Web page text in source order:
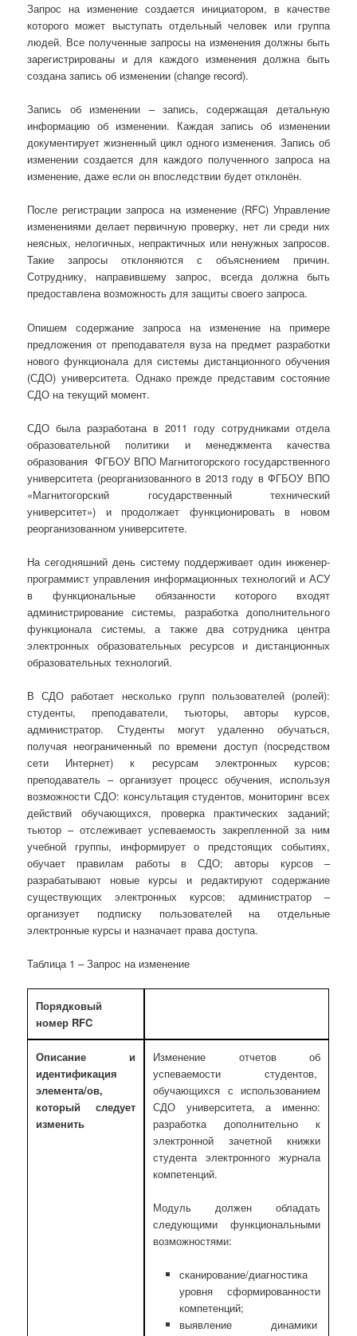
Запрос на изменение создается инициатором, в качестве
которого может выступать отдельный человек или группа
людей. Все полученные запросы на изменения должны быть
зарегистрированы и для каждого изменения должна быть
создана запись об изменении (change record).
Запись об изменении – запись, содержащая детальную
информацию об изменении. Каждая запись об изменении
документирует жизненный цикл одного изменения. Запись об
изменении создается для каждого полученного запроса на
изменение, даже если он впоследствии будет отклонён.
После регистрации запроса на изменение (RFC) Управление
изменениями делает первичную проверку, нет ли среди них
неясных, нелогичных, непрактичных или ненужных запросов.
Такие запросы отклоняются с объяснением причин.
Сотруднику, направившему запрос, всегда должна быть
предоставлена возможность для защиты своего запроса.
Опишем содержание запроса на изменение на примере
предложения от преподавателя вуза на предмет разработки
нового функционала для системы дистанционного обучения
(СДО) университета. Однако прежде представим состояние
СДО на текущий момент.
СДО была разработана в 2011 году сотрудниками отдела
образовательной политики и менеджмента качества
образования ФГБОУ ВПО Магнитогорского государственного
университета (реорганизованного в 2013 году в ФГБОУ ВПО
«Магнитогорский государственный технический
университет») и продолжает функционировать в новом
реорганизованном университете.
На сегодняшний день систему поддерживает один инженер-
программист управления информационных технологий и АСУ
в функциональные обязанности которого входят
администрирование системы, разработка дополнительного
функционала системы, а также два сотрудника центра
электронных образовательных ресурсов и дистанционных
образовательных технологий.
В СДО работает несколько групп пользователей (ролей):
студенты, преподаватели, тьюторы, авторы курсов,
администратор. Студенты могут удаленно обучаться,
получая неограниченный по времени доступ (посредством
сети Интернет) к ресурсам электронных курсов;
преподаватель – организует процесс обучения, используя
возможности СДО: консультация студентов, мониторинг всех
действий обучающихся, проверка практических заданий;
тьютор – отслеживает успеваемость закрепленной за ним
учебной группы, информирует о предстоящих событиях,
обучает правилам работы в СДО; авторы курсов –
разрабатывают новые курсы и редактируют содержание
существующих электронных курсов; администратор –
организует подписку пользователей на отдельные
электронные курсы и назначает права доступа.
Таблица 1 – Запрос на изменение
Порядковый
номер RFC
Описание и
идентификация
элемента/ов,
который следует
изменить
Изменение отчетов об
успеваемости студентов,
обучающихся с использованием
СДО университета, а именно:
разработка дополнительно к
электронной зачетной книжки
студента электронного журнала
компетенций.
Модуль должен обладать
следующими функциональными
возможностями:
сканирование/диагностика
уровня сформированности
компетенций;
выявление динамики